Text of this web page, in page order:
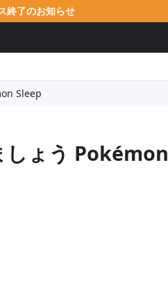
終了のお知らせ
Sleep
しょう Pokémon